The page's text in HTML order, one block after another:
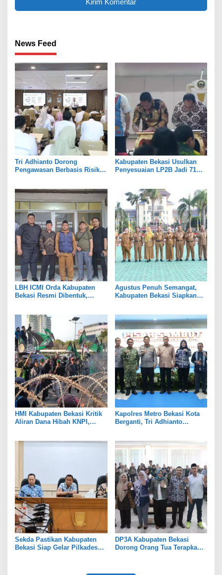
News Feed
Tri Adhianto Dorong
Pengawasan Berbasis Risiko,
Kabupaten Bekasi Usulkan
Penyesuaian LP2B Jadi 71
LBH ICMI Orda Kabupaten
Bekasi Resmi Dibentuk,
Agustus Penuh Semangat,
Kabupaten Bekasi Siapkan
HMI Kabupaten Bekasi Kritik
Aliran Dana Hibah KNPI,
Kapolres Metro Bekasi Kota
Berganti, Tri Adhianto
Sekda Pastikan Kabupaten
Bekasi Siap Gelar Pilkades
DP3A Kabupaten Bekasi
Dorong Orang Tua Terapkan